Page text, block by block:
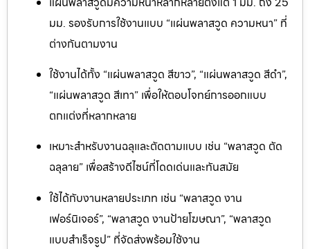
มม. รองรับการใช้งานแบบ “แผ่นพลาสวูด ความหนา” ที่
ต่างกันตามงาน
ใช้งานได้ทั้ง “แผ่นพลาสวูด สีขาว”, “แผ่นพลาสวูด สีดำ”,
“แผ่นพลาสวูด สีเทา” เพื่อให้ตอบโจทย์การออกแบบ
ตกแต่งที่หลากหลาย
เหมาะสำหรับงานฉลุและตัดตามแบบ เช่น “พลาสวูด ตัด
ฉลุลาย” เพื่อสร้างดีไซน์ที่โดดเด่นและทันสมัย
ใช้ได้กับงานหลายประเภท เช่น “พลาสวูด งาน
เฟอร์นิเจอร์”, “พลาสวูด งานป้ายโฆษณา”, “พลาสวูด
แบบสำเร็จรูป” ที่จัดส่งพร้อมใช้งาน